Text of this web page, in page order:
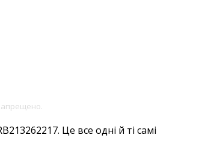
Це все одні й ті самі